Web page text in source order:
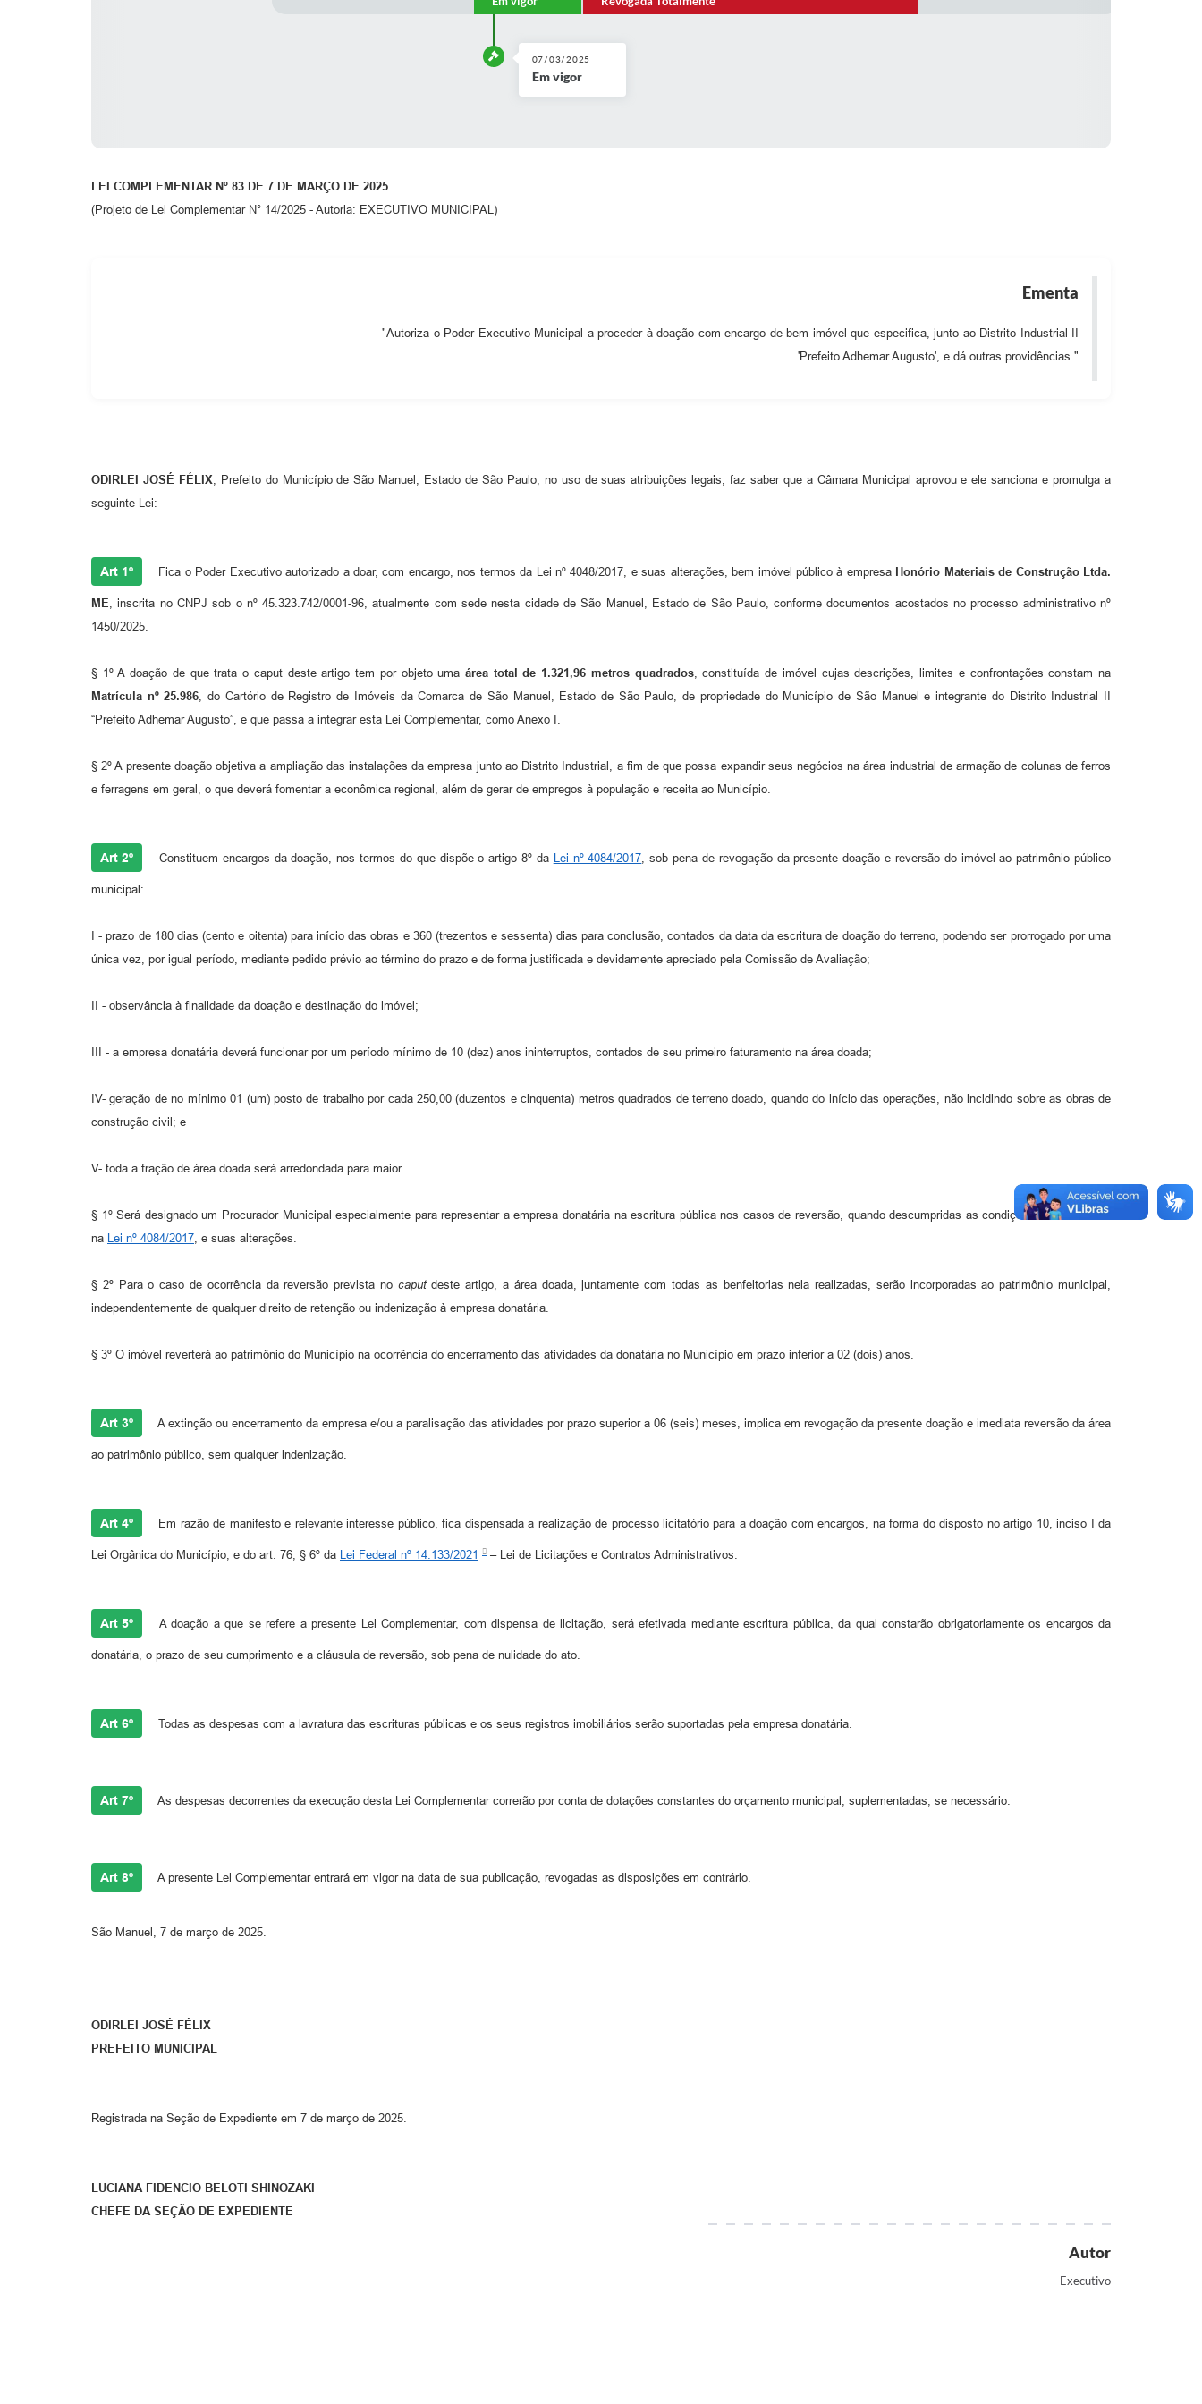
07/03/2025
Em vigor
LEI COMPLEMENTAR Nº 83 DE 7 DE MARÇO DE 2025
(Projeto de Lei Complementar N° 14/2025 - Autoria: EXECUTIVO MUNICIPAL)
Ementa
"Autoriza o Poder Executivo Municipal a proceder à doação com encargo de bem imóvel que especifica, junto ao Distrito Industrial II
'Prefeito Adhemar Augusto', e dá outras providências."
ODIRLEI JOSÉ FÉLIX , Prefeito do Município de São Manuel, Estado de São Paulo, no uso de suas atribuições legais, faz saber que a Câmara Municipal aprovou e ele sanciona e promulga a
seguinte Lei:
Art 1º Fica o Poder Executivo autorizado a doar, com encargo, nos termos da Lei nº 4048/2017, e suas alterações, bem imóvel público à empresa Honório Materiais de Construção Ltda.
ME , inscrita no CNPJ sob o nº 45.323.742/0001-96, atualmente com sede nesta cidade de São Manuel, Estado de São Paulo, conforme documentos acostados no processo administrativo nº
1450/2025.
§ 1º A doação de que trata o caput deste artigo tem por objeto uma área total de 1.321,96 metros quadrados, constituída de imóvel cujas descrições, limites e confrontações constam na
Matrícula nº 25.986 , do Cartório de Registro de Imóveis da Comarca de São Manuel, Estado de São Paulo, de propriedade do Município de São Manuel e integrante do Distrito Industrial II
“Prefeito Adhemar Augusto”, e que passa a integrar esta Lei Complementar, como Anexo I.
§ 2º A presente doação objetiva a ampliação das instalações da empresa junto ao Distrito Industrial, a fim de que possa expandir seus negócios na área industrial de armação de colunas de ferros
e ferragens em geral, o que deverá fomentar a econômica regional, além de gerar de empregos à população e receita ao Município.
Art 2º Constituem encargos da doação, nos termos do que dispõe o artigo 8º da Lei nº 4084/2017 , sob pena de revogação da presente doação e reversão do imóvel ao patrimônio público
municipal:
I - prazo de 180 dias (cento e oitenta) para início das obras e 360 (trezentos e sessenta) dias para conclusão, contados da data da escritura de doação do terreno, podendo ser prorrogado por uma
única vez, por igual período, mediante pedido prévio ao término do prazo e de forma justificada e devidamente apreciado pela Comissão de Avaliação;
II - observância à finalidade da doação e destinação do imóvel;
III - a empresa donatária deverá funcionar por um período mínimo de 10 (dez) anos ininterruptos, contados de seu primeiro faturamento na área doada;
IV- geração de no mínimo 01 (um) posto de trabalho por cada 250,00 (duzentos e cinquenta) metros quadrados de terreno doado, quando do início das operações, não incidindo sobre as obras de
construção civil; e
V- toda a fração de área doada será arredondada para maior.
§ 1º Será designado um Procurador Municipal especialmente para representar a empresa donatária na escritura pública nos casos de reversão, quando descumpridas as condições estabelecidas
na Lei nº 4084/2017 , e suas alterações.
§ 2º Para o caso de ocorrência da reversão prevista no caputdeste artigo, a área doada, juntamente com todas as benfeitorias nela realizadas, serão incorporadas ao patrimônio municipal,
independentemente de qualquer direito de retenção ou indenização à empresa donatária.
§ 3º O imóvel reverterá ao patrimônio do Município na ocorrência do encerramento das atividades da donatária no Município em prazo inferior a 02 (dois) anos.
Art 3º A extinção ou encerramento da empresa e/ou a paralisação das atividades por prazo superior a 06 (seis) meses, implica em revogação da presente doação e imediata reversão da área
ao patrimônio público, sem qualquer indenização.
Art 4º Em razão de manifesto e relevante interesse público, fica dispensada a realização de processo licitatório para a doação com encargos, na forma do disposto no artigo 10, inciso I da
Lei Orgânica do Município, e do art. 76, § 6º da Lei Federal nº 14.133/2021 – Lei de Licitações e Contratos Administrativos.
Art 5º A doação a que se refere a presente Lei Complementar, com dispensa de licitação, será efetivada mediante escritura pública, da qual constarão obrigatoriamente os encargos da
donatária, o prazo de seu cumprimento e a cláusula de reversão, sob pena de nulidade do ato.
Art 6º Todas as despesas com a lavratura das escrituras públicas e os seus registros imobiliários serão suportadas pela empresa donatária.
Art 7º As despesas decorrentes da execução desta Lei Complementar correrão por conta de dotações constantes do orçamento municipal, suplementadas, se necessário.
Art 8º A presente Lei Complementar entrará em vigor na data de sua publicação, revogadas as disposições em contrário.
São Manuel, 7 de março de 2025.
ODIRLEI JOSÉ FÉLIX
PREFEITO MUNICIPAL
Registrada na Seção de Expediente em 7 de março de 2025.
LUCIANA FIDENCIO BELOTI SHINOZAKI
CHEFE DA SEÇÃO DE EXPEDIENTE
Autor
Executivo